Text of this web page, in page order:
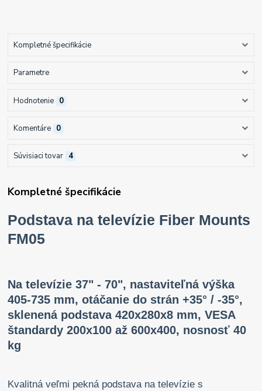
Kompletné špecifikácie
Parametre
Hodnotenie 0
Komentáre 0
Súvisiaci tovar 4
Kompletné špecifikácie
Podstava na televízie Fiber Mounts
FM05
Na televízie 37" - 70", nastaviteľná výška
405-735 mm, otáčanie do strán +35° / -35°,
sklenená podstava 420x280x8 mm, VESA
štandardy 200x100 až 600x400, nosnosť 40
kg
Kvalitná veľmi pekná podstava na televízie s